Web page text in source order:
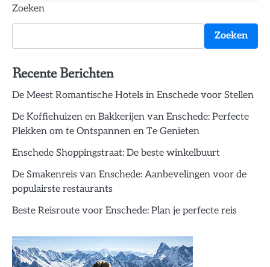
Zoeken
Zoeken
Recente Berichten
De Meest Romantische Hotels in Enschede voor Stellen
De Koffiehuizen en Bakkerijen van Enschede: Perfecte
Plekken om te Ontspannen en Te Genieten
Enschede Shoppingstraat: De beste winkelbuurt
De Smakenreis van Enschede: Aanbevelingen voor de
populairste restaurants
Beste Reisroute voor Enschede: Plan je perfecte reis